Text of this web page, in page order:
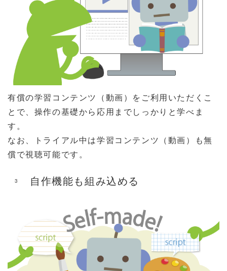
有償の学習コンテンツ（動画）をご利用いただくこ
とで、操作の基礎から応用までしっかりと学べま
す。
なお、トライアル中は学習コンテンツ（動画）も無
償で視聴可能です。
3 自作機能も組み込める